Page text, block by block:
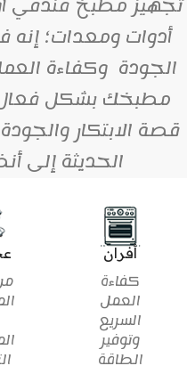
أدوات ومعدات؛ إنه
الجودة وكفاءة
مطبخك بشكل
قصة الابتكار
الحديثة إلى
أفران
كفاءة
العمل
السريع
وتوفير
الطاقة